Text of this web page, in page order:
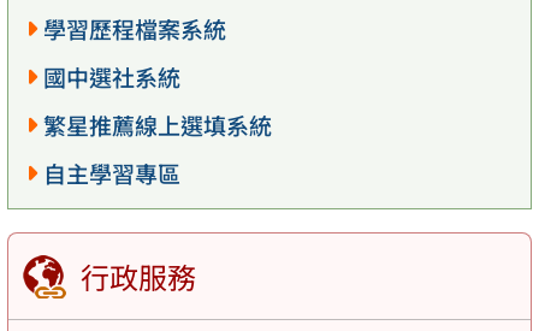
學習歷程檔案系統
國中選社系統
繁星推薦線上選填系統
自主學習專區
行政服務